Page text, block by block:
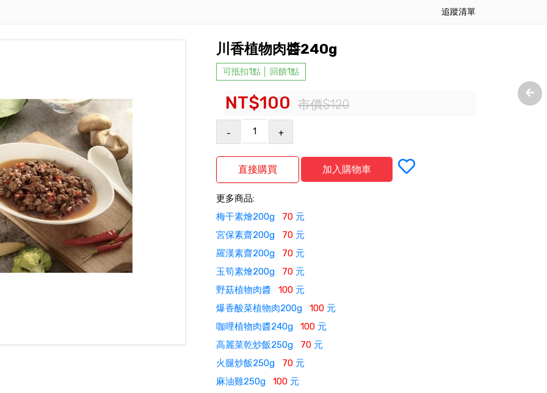
追蹤清單
川香植物肉醬240g
可抵扣1點 │ 回饋1點
NT$100 市價$120
- +
更多商品:
梅干素燴200g 70 元
宮保素齋200g 70 元
羅漢素齋200g 70 元
玉筍素燴200g 70 元
野菇植物肉醬 100 元
爆香酸菜植物肉200g 100 元
咖哩植物肉醬240g 100 元
高麗菜乾炒飯250g 70 元
火腿炒飯250g 70 元
麻油雞250g 100 元